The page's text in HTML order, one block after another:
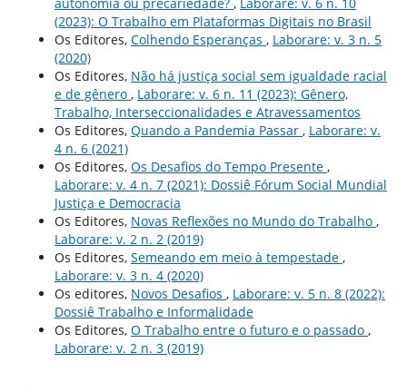
autonomia ou precariedade? , Laborare: v. 6 n. 10
(2023): O Trabalho em Plataformas Digitais no Brasil
Os Editores, Colhendo Esperanças , Laborare: v. 3 n. 5
(2020)
Os Editores, Não há justiça social sem igualdade racial
e de gênero , Laborare: v. 6 n. 11 (2023): Gênero,
Trabalho, Interseccionalidades e Atravessamentos
Os Editores, Quando a Pandemia Passar , Laborare: v.
4 n. 6 (2021)
Os Editores, Os Desafios do Tempo Presente ,
Laborare: v. 4 n. 7 (2021): Dossiê Fórum Social Mundial
Justiça e Democracia
Os Editores, Novas Reflexões no Mundo do Trabalho ,
Laborare: v. 2 n. 2 (2019)
Os Editores, Semeando em meio à tempestade ,
Laborare: v. 3 n. 4 (2020)
Os editores, Novos Desafios , Laborare: v. 5 n. 8 (2022):
Dossiê Trabalho e Informalidade
Os Editores, O Trabalho entre o futuro e o passado ,
Laborare: v. 2 n. 3 (2019)